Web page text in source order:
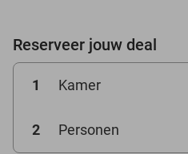
Reserveer jouw deal
1 Kamer
2 Personen